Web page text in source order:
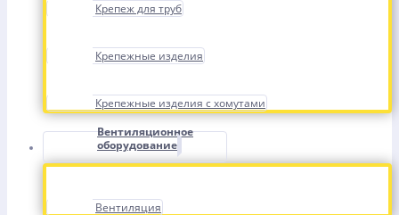
Крепеж для труб
Крепежные изделия
Крепежные изделия с хомутами
Вентиляционное
оборудование
Вентиляция